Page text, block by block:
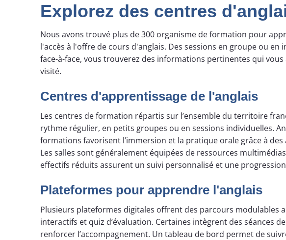
Explorez des centres
Nous avons trouvé plus de 300 organisme de formation pour
l'accès à l'offre de cours d'anglais. Des sessions en groupe ou
face-à-face, vous trouverez des informations pertinentes qui
visité.
Centres d'apprentissage de l'anglais
Les centres de formation répartis sur l’ensemble du territoire
rythme régulier, en petits groupes ou en sessions individuelles.
formations favorisent l’immersion et la pratique orale grâce à
Les salles sont généralement équipées de ressources
effectifs réduits assurent un suivi personnalisé et une
Plateformes pour apprendre l'anglais
Plusieurs plateformes digitales offrent des parcours modulables
interactifs et quiz d’évaluation. Certaines intègrent des séances
renforcer l’accompagnement. Un tableau de bord permet de